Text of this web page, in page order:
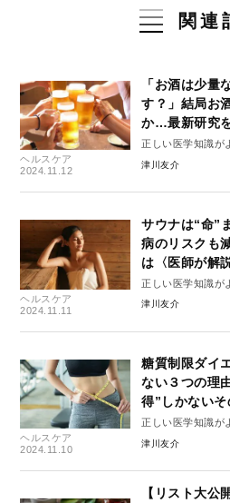
関連
ヘルスケア
2024.11.12
「お酒は少量
す？」結局お
か…最新研究
正しい医学知識が
10のルール #10
津川友介
ヘルスケア
2024.11.11
サウナは“命”
病のリスクも
は〈医師が解説
正しい医学知識が
10のルール #9
津川友介
ヘルスケア
2024.11.10
糖質制限ダイ
ない３つの理
得”しかない
正しい医学知識が
10のルール #8
津川友介
【リスト大公